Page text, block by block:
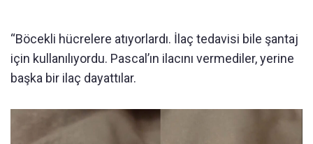
“Böcekli hücrelere atıyorlardı. İlaç tedavisi bile şantaj
için kullanılıyordu. Pascal’ın ilacını vermediler, yerine
başka bir ilaç dayattılar.